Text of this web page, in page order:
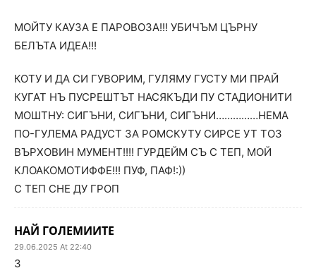
МОЙТУ КАУЗА Е ПАРОВОЗА!!! УБИЧЪМ ЦЪРНУ
БЕЛЪТА ИДЕА!!!
КОТУ И ДА СИ ГУВОРИМ, ГУЛЯМУ ГУСТУ МИ ПРАЙ
КУГАТ НЪ ПУСРЕШТЪТ НАСЯКЪДИ ПУ СТАДИОНИТИ
МОШТНУ: СИГЪНИ, СИГЪНИ, СИГЪНИ……………НЕМА
ПО-ГУЛЕМА РАДУСТ ЗА РОМСКУТУ СИРСЕ УТ ТОЗ
ВЪРХОВИН МУМЕНТ!!!! ГУРДЕЙМ СЪ С ТЕП, МОЙ
КЛОАКОМОТИФФЕ!!! ПУФ, ПАФ!:))
С ТЕП СНЕ ДУ ГРОП
НАЙ ГОЛЕМИИТЕ
29.06.2025 At 22:40
3